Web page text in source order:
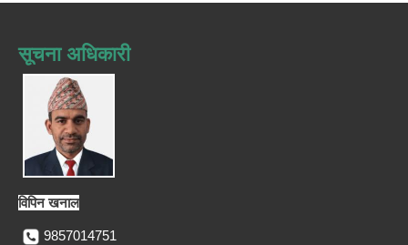
सूचना अधिकारी
विपिन खनाल
9857014751